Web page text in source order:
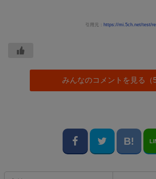
引用元： https://mi.5ch.net/test/
みんなのコメントを見る（5